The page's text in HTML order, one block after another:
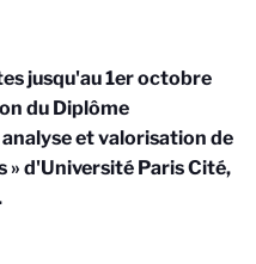
jusqu'au 1er octobre
du Diplôme
et valorisation de
» d'Université Paris Cité,